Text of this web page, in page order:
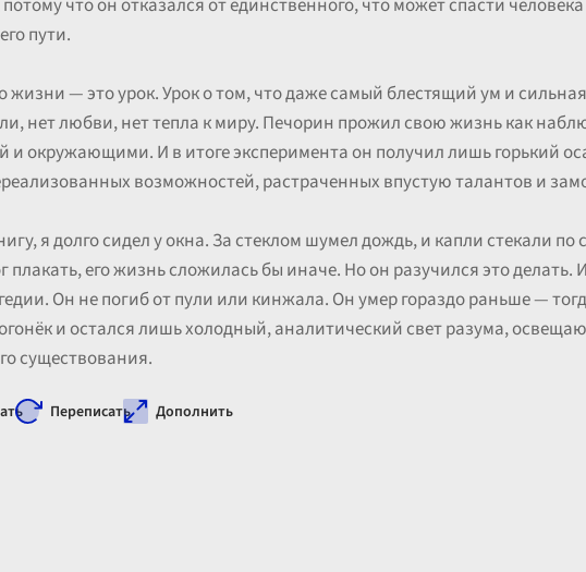
что он отказался от единственного, что может спасти
пути.
жизни — это урок. Урок о том, что даже самый блестящий ум и
нет любви, нет тепла к миру. Печорин прожил свою жизнь как
и окружающими. И в итоге эксперимента он получил лишь горький
возможностей, растраченных впустую талантов и
я долго сидел у окна. За стеклом шумел дождь, и капли стекали по
плакать, его жизнь сложилась бы иначе. Но он разучился это делать.
Он не погиб от пули или кинжала. Он умер гораздо раньше —
и остался лишь холодный, аналитический свет разума,
существования.
Переписать Дополнить